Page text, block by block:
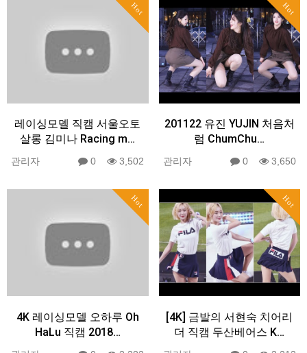
Hot
레이싱모델 직캠 서울오토
살롱 김미나 Racing m…
관리자 0 3,502
Hot
201122 유진 YUJIN 처음처
럼 ChumChu…
관리자 0 3,650
Hot
4K 레이싱모델 오하루 Oh
HaLu 직캠 2018…
Hot
[4K] 금발의 서현숙 치어리
더 직캠 두산베어스 K…